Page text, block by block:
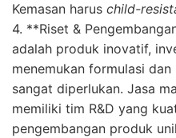
Kemasan harus child-
4. **Riset &
adalah produk inovatif,
menemukan formulasi
sangat diperlukan. Jasa
memiliki tim R&D yang
pengembangan produk